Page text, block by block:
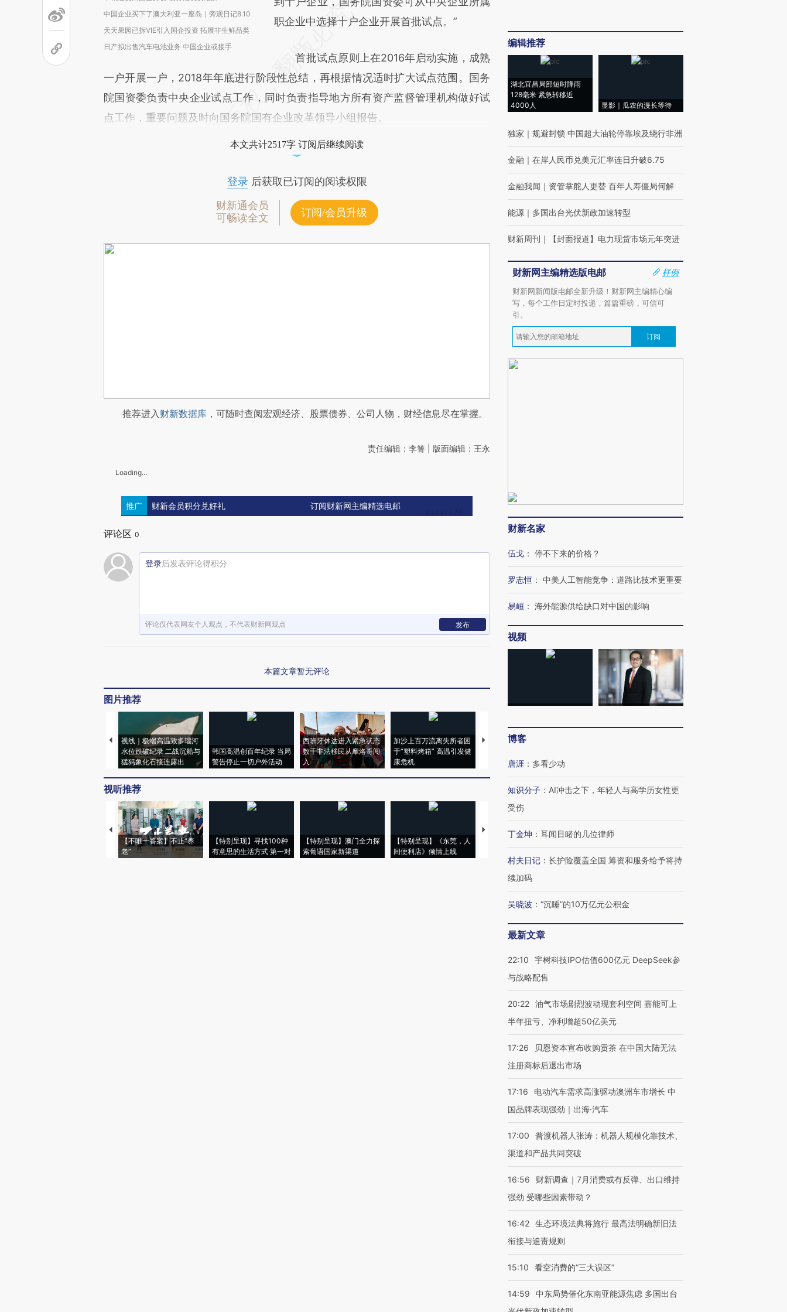
中国企业买下了澳大利亚一座岛｜旁观日记8.10
天天果园已拆VIE引入国企投资 拓展非生鲜品类
日产拟出售汽车电池业务 中国企业或接手
职企业中选择十户企业开展首批试点。”
首批试点原则上在2016年启动实施，成熟
一户开展一户，2018年年底进行阶段性总结，再根据情况适时扩大试点范围。国务
院国资委负责中央企业试点工作，同时负责指导地方所有资产监督管理机构做好试
点工作，重要问题及时向国务院国有企业改革领导小组报告。
本文共计2517字 订阅后继续阅读
登录后获取已订阅的阅读权限
财新通会员
可畅读全文
订阅/会员升级
推荐进入财新数据库 ，可随时查阅宏观经济、股票债券、公司人物，财经信息尽在掌握。
责任编辑：李箐 | 版面编辑：王永
Loading...
推广 财新会员积分兑好礼 订阅财新网主编精选电邮
评论区 0
登录后发表评论得积分
评论仅代表网友个人观点，不代表财新网观点 发布
本篇文章暂无评论
图片推荐
视线｜极端高温致多瑙河
水位跌破纪录 二战沉船与
猛犸象化石接连露出
韩国高温创百年纪录 当局
警告停止一切户外活动
西班牙休达进入紧急状态
数千非法移民从摩洛哥闯
入
加沙上百万流离失所者困
于“塑料烤箱” 高温引发健
康危机
视线｜HYROX的吸金
心“花钱找虐”？
视听推荐
【不唯一答案】不止“养
老”
【特别呈现】寻找100种
有意思的生活方式·第一对
【特别呈现】澳门全力探
索葡语国家新渠道
【特别呈现】《东莞，人
间便利店》倾情上线
【推广】走进第四届链博
会，让数智科技“链”接产
【特别呈现】寻找100种
编辑推荐
湖北宜昌局部短时降雨
128毫米 紧急转移近
4000人
显影｜瓜农的漫长等待
独家 ｜ 规避封锁 中国超大油轮停靠埃及绕行非洲
金融 ｜ 在岸人民币兑美元汇率连日升破6.75
金融我闻 ｜ 资管掌舵人更替 百年人寿僵局何解
能源 ｜ 多国出台光伏新政加速转型
财新周刊 ｜ 【封面报道】电力现货市场元年突进
财新网主编精选版电邮
样例
财新网新闻版电邮全新升级！财新网主编精心编
写，每个工作日定时投递，篇篇重磅，可信可
引。
订阅
财新名家
伍戈 ： 停不下来的价格？
罗志恒 ： 中美人工智能竞争：道路比技术更重要
易峘 ： 海外能源供给缺口对中国的影响
视频
博客
唐涯 ： 多看少动
知识分子 ： AI冲击之下，年轻人与高学历女性更
受伤
丁金坤 ： 耳闻目睹的几位律师
村夫日记 ： 长护险覆盖全国 筹资和服务给予将持
续加码
吴晓波 ： “沉睡”的10万亿元公积金
最新文章
22:10
宇树科技IPO估值600亿元 DeepSeek参
与战略配售
20:22 油气市场剧烈波动现套利空间 嘉能可上
半年扭亏、净利增超50亿美元
17:26
贝恩资本宣布收购贡茶 在中国大陆无法
注册商标后退出市场
17:16
电动汽车需求高涨驱动澳洲车市增长 中
国品牌表现强劲｜出海·汽车
17:00
普渡机器人张涛：机器人规模化靠技术、
渠道和产品共同突破
16:56
财新调查｜7月消费或有反弹、出口维持
强劲 受哪些因素带动？
16:42 生态环境法典将施行 最高法明确新旧法
衔接与追责规则
15:10 看空消费的“三大误区”
14:59
中东局势催化东南亚能源焦虑 多国出台